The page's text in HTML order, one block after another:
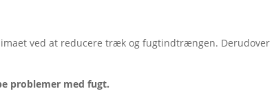
ved at reducere træk og fugtindtrængen. Derudover
problemer med fugt.